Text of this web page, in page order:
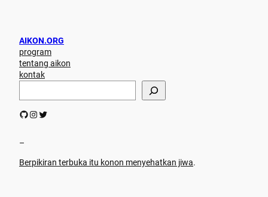
AIKON.ORG
program
tentang aikon
kontak
r
h
GitHub Instagram Twitter
–
Berpikiran terbuka itu konon menyehatkan jiwa.